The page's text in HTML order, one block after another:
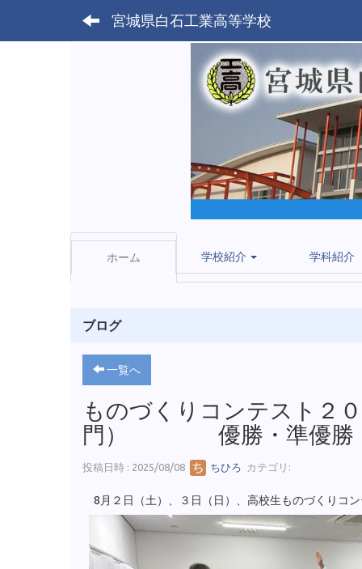
宮城県白石工業高等学校
ホーム 学校紹介 学科紹介
ブログ
一覧へ
ものづくりコンテスト２
門） 優勝・準優勝
投稿日時 : 2025/08/08 ちひろ カテゴリ:
8月２日（土）、３日（日）、高校生ものづくりコ